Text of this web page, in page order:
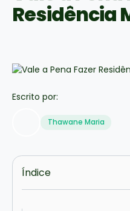
Residência
Escrito por:
Thawane Maria
Índice